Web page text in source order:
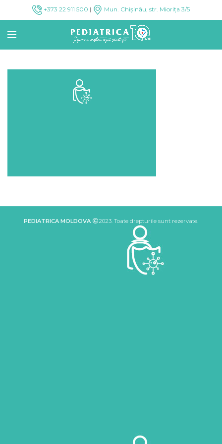
+373 22 911 500 | Mun. Chișinău, str. Miorița 3/5
PEDIATRICA MOLDOVA 2023. Toate drepturile sunt rezervate.